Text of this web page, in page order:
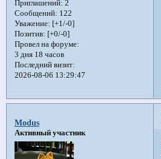
Приглашений: 2
Сообщений: 122
Уважение: [+1/-0]
Позитив: [+0/-0]
Провел на форуме:
3 дня 18 часов
Последний визит:
2026-08-06 13:29:47
Modus
Активный участник